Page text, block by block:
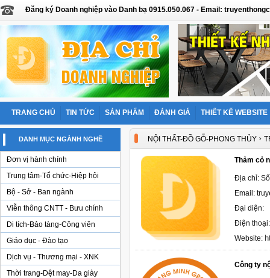
Đăng ký Doanh nghiệp vào Danh bạ 0915.050.067 - Email:
TRANG CHỦ TIN TỨC SẢN PHẨM ĐÁNH GIÁ THIẾT KẾ WEBSITE
DANH MỤC NGÀNH NGHỀ
Đơn vị hành chính
Trung tâm-Tổ chức-Hiệp hội
Bộ - Sở - Ban ngành
Viễn thông CNTT - Bưu chính
Di tích-Bảo tàng-Công viên
Giáo dục - Đào tạo
Dịch vụ - Thương mại - XNK
Thời trang-Dệt may-Da giày
NỘI THẤT-ĐỒ GỖ-PHONG THỦY ›
Thảm cỏ
Địa chỉ:
Email:
Đại diện:
Điện
Website:
Công ty